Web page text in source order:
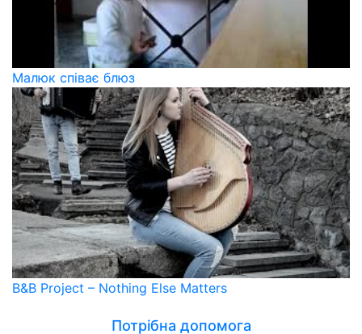
Малюк співає блюз
B&B Project – Nothing Else Matters
Потрібна допомога